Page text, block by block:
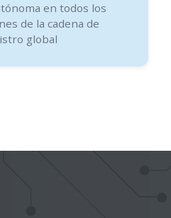
en todos los
de la cadena de
global